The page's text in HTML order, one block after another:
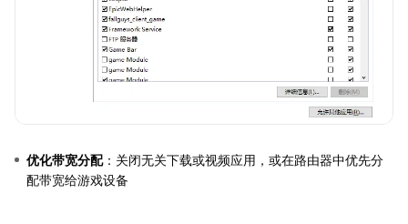
优化带宽分配：关闭无关下载或视频应用，或在路由器中优先分
配带宽给游戏设备